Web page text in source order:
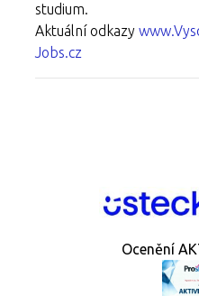
studium.
Aktuální odkazy
Jobs.cz
Ocenění